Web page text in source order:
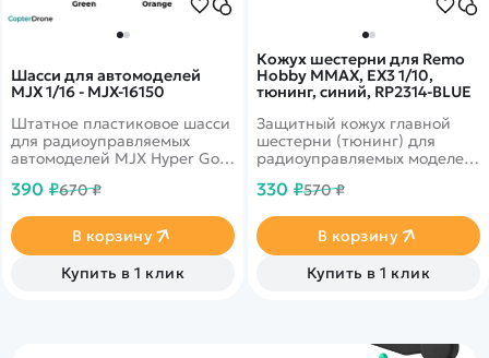
Шасси для автомоделей
MJX 1/16 - MJX-16150
Штатное пластиковое шасси
для радиоуправляемых
автомоделей MJX Hyper Go
16210 масштаба 1/16.
390 ₽670 ₽
В корзину
Купить в 1 клик
Кожух шестерни для Remo
Hobby MMAX, EX3 1/10,
тюнинг, синий, RP2314-BLUE
Защитный кожух главной
шестерни (тюнинг) для
радиоуправляемых моделей
330 ₽570 ₽
В корзину
Купить в 1 клик